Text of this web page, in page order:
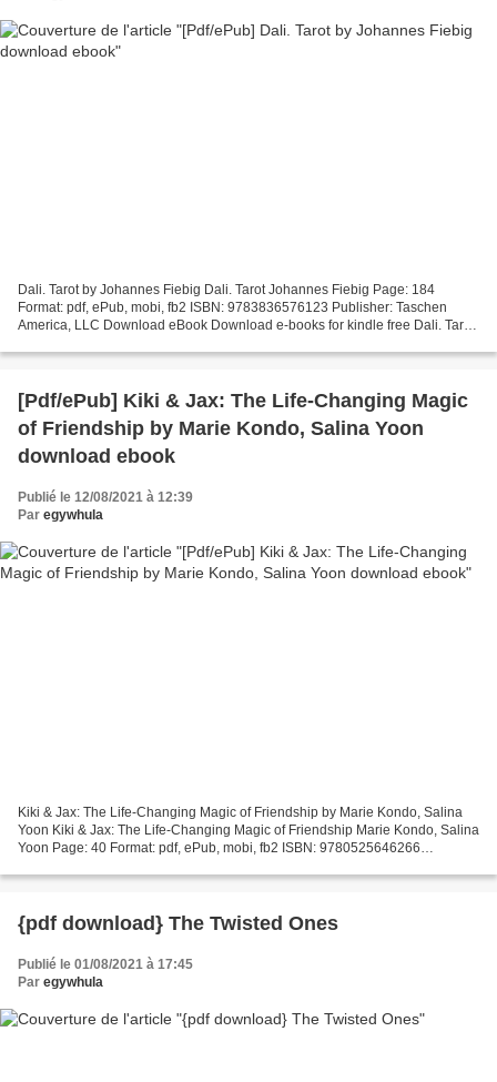
Dali. Tarot by Johannes Fiebig Dali. Tarot Johannes Fiebig Page: 184
Format: pdf, ePub, mobi, fb2 ISBN: 9783836576123 Publisher: Taschen
America, LLC Download eBook Download e-books for kindle free Dali. Tarot
[Pdf/ePub] Kiki & Jax: The Life-Changing Magic
of Friendship by Marie Kondo, Salina Yoon
download ebook
Publié le 12/08/2021 à 12:39
Par egywhula
Kiki & Jax: The Life-Changing Magic of Friendship by Marie Kondo, Salina
Yoon Kiki & Jax: The Life-Changing Magic of Friendship Marie Kondo, Salina
Yoon Page: 40 Format: pdf, ePub, mobi, fb2 ISBN: 9780525646266
{pdf download} The Twisted Ones
Publié le 01/08/2021 à 17:45
Par egywhula